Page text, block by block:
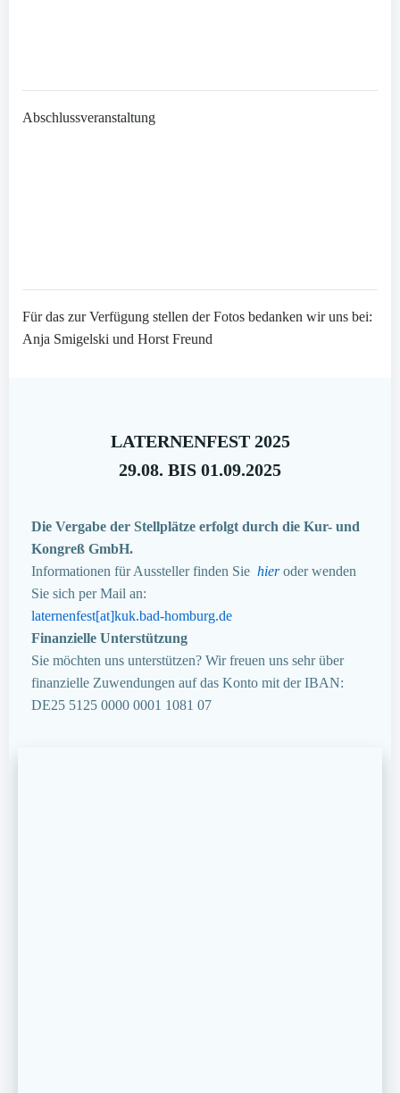
Abschlussveranstaltung
Für das zur Verfügung stellen der Fotos bedanken wir uns bei:
Anja Smigelski und Horst Freund
LATERNENFEST 2025
29.08. BIS 01.09.2025
Die Vergabe der Stellplätze erfolgt durch die Kur- und
Kongreß GmbH.
Informationen für Aussteller finden Sie hieroder wenden
Sie sich per Mail an:
laternenfest[at]kuk.bad-homburg.de
Finanzielle Unterstützung
Sie möchten uns unterstützen? Wir freuen uns sehr über
finanzielle Zuwendungen auf das Konto mit der IBAN:
DE25 5125 0000 0001 1081 07